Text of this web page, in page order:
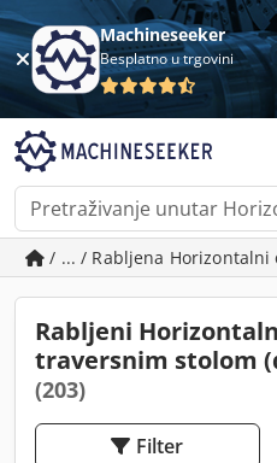
Machineseeker
Besplatno u trgovini
/ ... / Rabljena
Rabljeni
traversnim stolom
(203)
Filter